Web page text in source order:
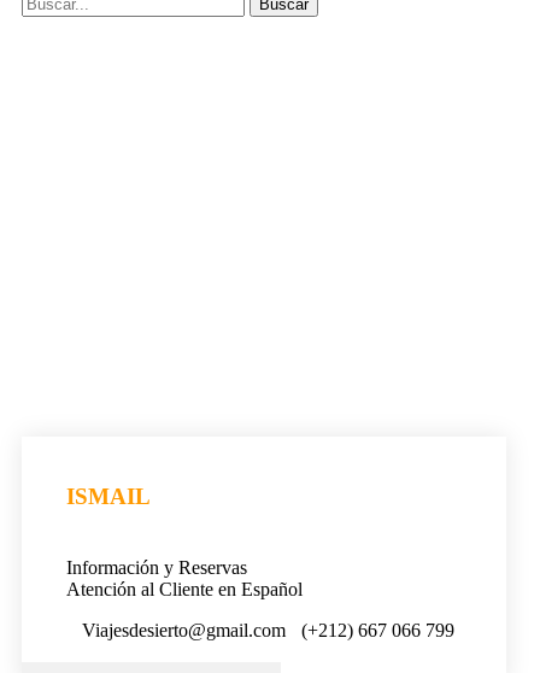
ISMAIL
Información y Reservas
Atención al Cliente en Español
Viajesdesierto@gmail.com
(+212) 667 066 799